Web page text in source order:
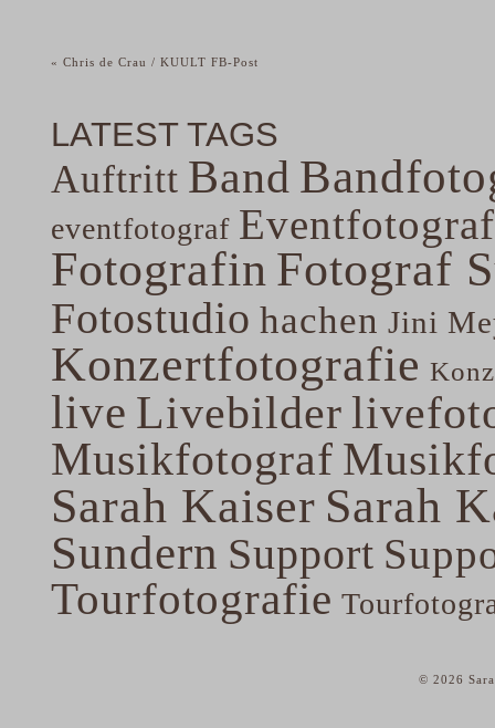
« Chris de Crau / KUULT FB-Post
LATEST TAGS
Auftritt Band
eventfotograf
Fotografin Fotograf
Fotostudio hachen Jini
Konzertfotografie
live Livebilder
Musikfotograf
Sarah Kaiser Sarah
Sundern Support
Tourfotografie
© 2026